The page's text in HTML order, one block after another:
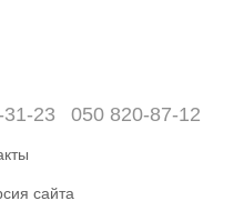
23 050 820-87-12
сайта